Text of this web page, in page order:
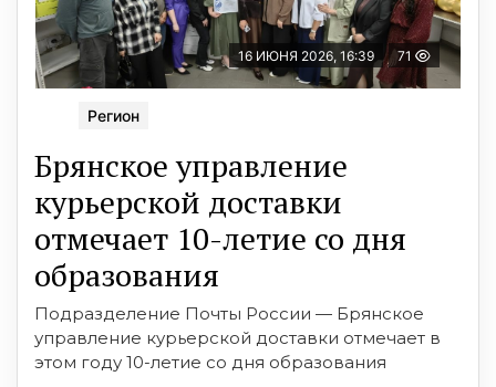
16 ИЮНЯ 2026, 16:39 71
Регион
Брянское управление
курьерской доставки
отмечает 10-летие со дня
образования
Подразделение Почты России — Брянское
управление курьерской доставки отмечает в
этом году 10-летие со дня образования